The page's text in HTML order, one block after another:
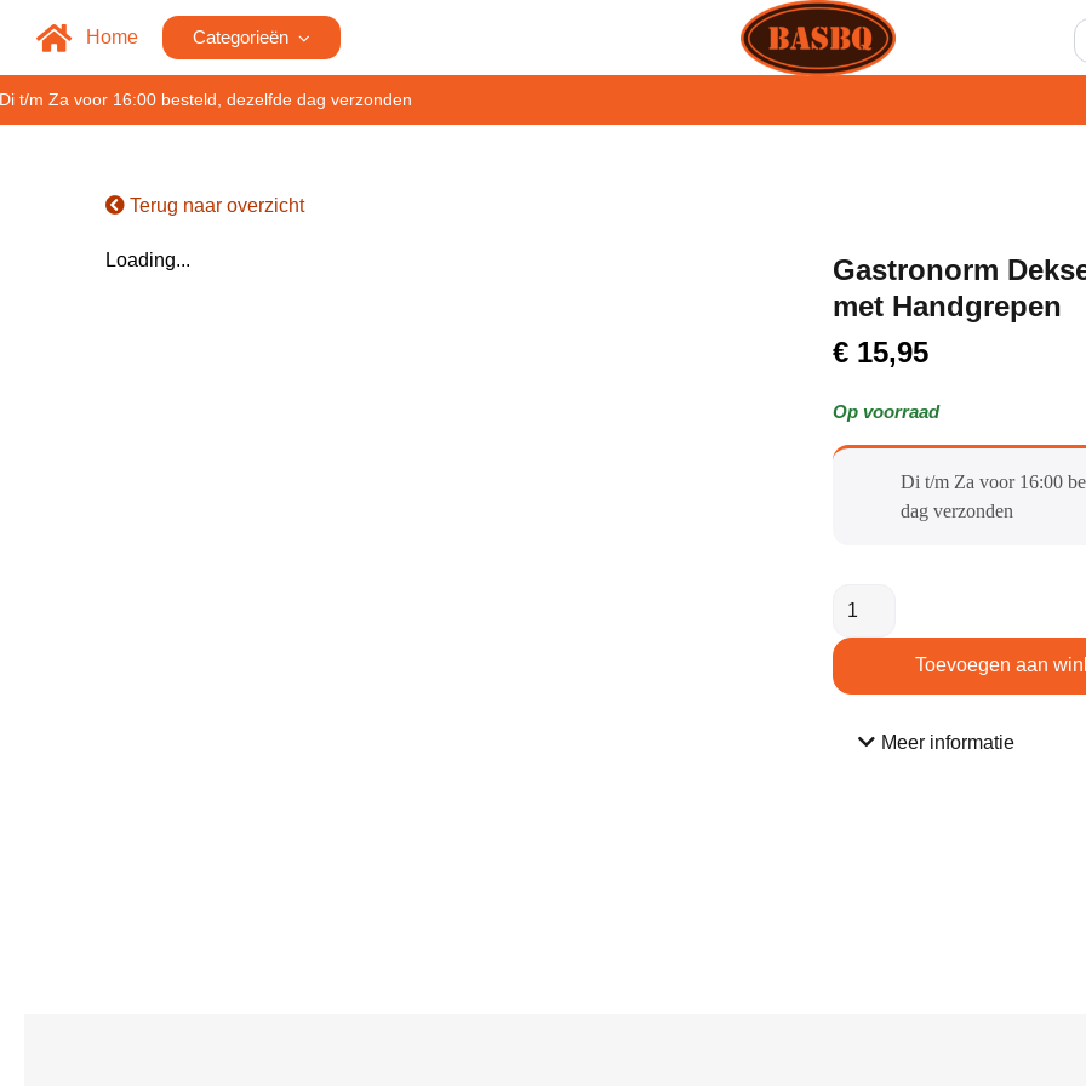
Home Categorieën
t/m Za voor 16:00 besteld, dezelfde dag verzonden
Terug naar overzicht
Loading...
Gastronorm
met Handgrepen
€ 15,95
Op voorraad
Di t/m Za voor 16:00
dag verzonden​
Toevoegen aan
Meer informatie